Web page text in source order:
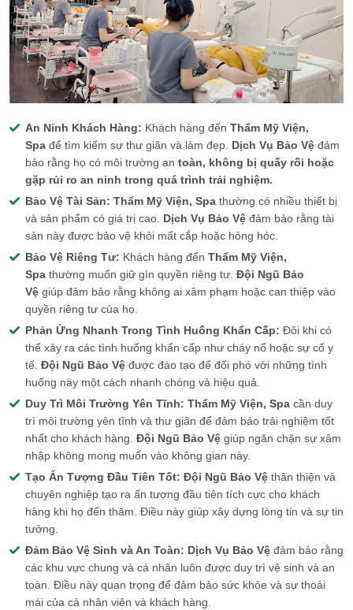
An Ninh Khách Hàng: Khách hàng đến Thẩm Mỹ Viện,
Spa để tìm kiếm sự thư giãn và làm đẹp. Dịch Vụ Bảo Vệ đảm
bảo rằng họ có môi trường an toàn, không bị quấy rối hoặc
gặp rủi ro an ninh trong quá trình trải nghiệm.
Bảo Vệ Tài Sản: Thẩm Mỹ Viện, Spa thường có nhiều thiết bị
và sản phẩm có giá trị cao. Dịch Vụ Bảo Vệ đảm bảo rằng tài
sản này được bảo vệ khỏi mất cắp hoặc hỏng hóc.
Bảo Vệ Riêng Tư: Khách hàng đến Thẩm Mỹ Viện,
Spa thường muốn giữ gìn quyền riêng tư. Đội Ngũ Bảo
Vệ giúp đảm bảo rằng không ai xâm phạm hoặc can thiệp vào
quyền riêng tư của họ.
Phản Ứng Nhanh Trong Tình Huống Khẩn Cấp: Đôi khi có
thể xảy ra các tình huống khẩn cấp như cháy nổ hoặc sự cố y
tế. Đội Ngũ Bảo Vệ được đào tạo để đối phó với những tình
huống này một cách nhanh chóng và hiệu quả.
Duy Trì Môi Trường Yên Tĩnh: Thẩm Mỹ Viện, Spa cần duy
trì môi trường yên tĩnh và thư giãn để đảm bảo trải nghiệm tốt
nhất cho khách hàng. Đội Ngũ Bảo Vệ giúp ngăn chặn sự xâm
nhập không mong muốn vào không gian này.
Tạo Ấn Tượng Đầu Tiên Tốt: Đội Ngũ Bảo Vệ thân thiện và
chuyên nghiệp tạo ra ấn tượng đầu tiên tích cực cho khách
hàng khi họ đến thăm. Điều này giúp xây dựng lòng tin và sự tin
tưởng.
Đảm Bảo Vệ Sinh và An Toàn: Dịch Vụ Bảo Vệ đảm bảo rằng
các khu vực chung và cá nhân luôn được duy trì vệ sinh và an
toàn. Điều này quan trọng để đảm bảo sức khỏe và sự thoải
mái của cả nhân viên và khách hàng.